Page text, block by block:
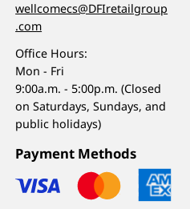
wellcomecs@DFIretailgroup
.com
Office Hours:
Mon - Fri
9:00a.m. - 5:00p.m. (Closed
on Saturdays, Sundays, and
public holidays)
Payment Methods